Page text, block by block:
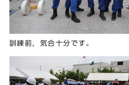
訓練前，気合十分です。